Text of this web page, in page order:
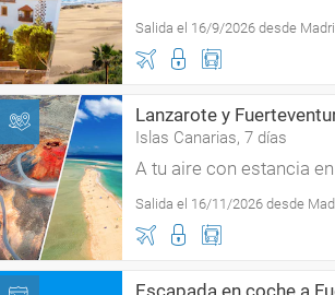
Salida el 16/9/2026 desde
Lanzarote y
Islas Canarias, 7 días
A tu aire con estancia
Salida el 16/11/2026 desde
Escapada en coche a